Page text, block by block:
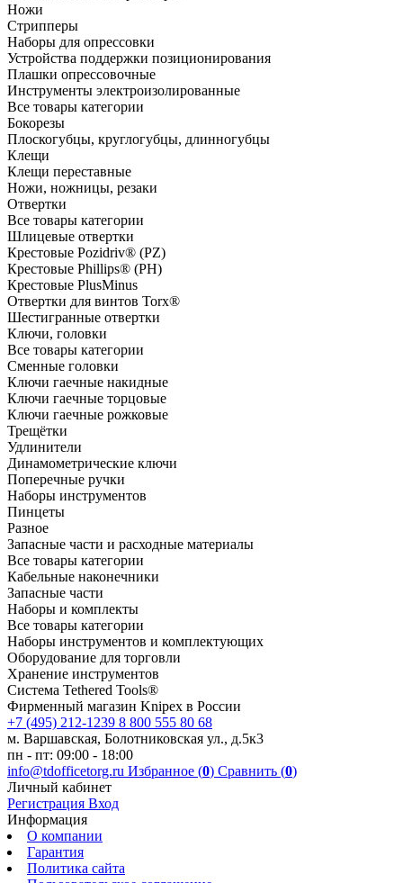
Ножи
Стрипперы
Наборы для опрессовки
Устройства поддержки позиционирования
Плашки опрессовочные
Инструменты электроизолированные
Все товары категории
Бокорезы
Плоскогубцы, круглогубцы, длинногубцы
Клещи
Клещи переставные
Ножи, ножницы, резаки
Отвертки
Все товары категории
Шлицевые отвертки
Крестовые Pozidriv® (PZ)
Крестовые Phillips® (PH)
Крестовые PlusMinus
Отвертки для винтов Torx®
Шестигранные отвертки
Ключи, головки
Все товары категории
Сменные головки
Ключи гаечные накидные
Ключи гаечные торцовые
Ключи гаечные рожковые
Трещётки
Удлинители
Динамометрические ключи
Поперечные ручки
Наборы инструментов
Пинцеты
Разное
Запасные части и расходные материалы
Все товары категории
Кабельные наконечники
Запасные части
Наборы и комплекты
Все товары категории
Наборы инструментов и комплектующих
Оборудование для торговли
Хранение инс­тру­мен­тов
Система Tethered Tools®
Фирменный магазин Knipex в России
+7 (495) 212-1239 8 800 555 80 68
м. Варшавская, Болотниковская ул., д.5к3
пн - пт: 09:00 - 18:00
info@tdofficetorg.ru Избранное (0) Сравнить (0)
Личный кабинет
Регистрация Вход
Информация
О компании
Гарантия
Политика сайта